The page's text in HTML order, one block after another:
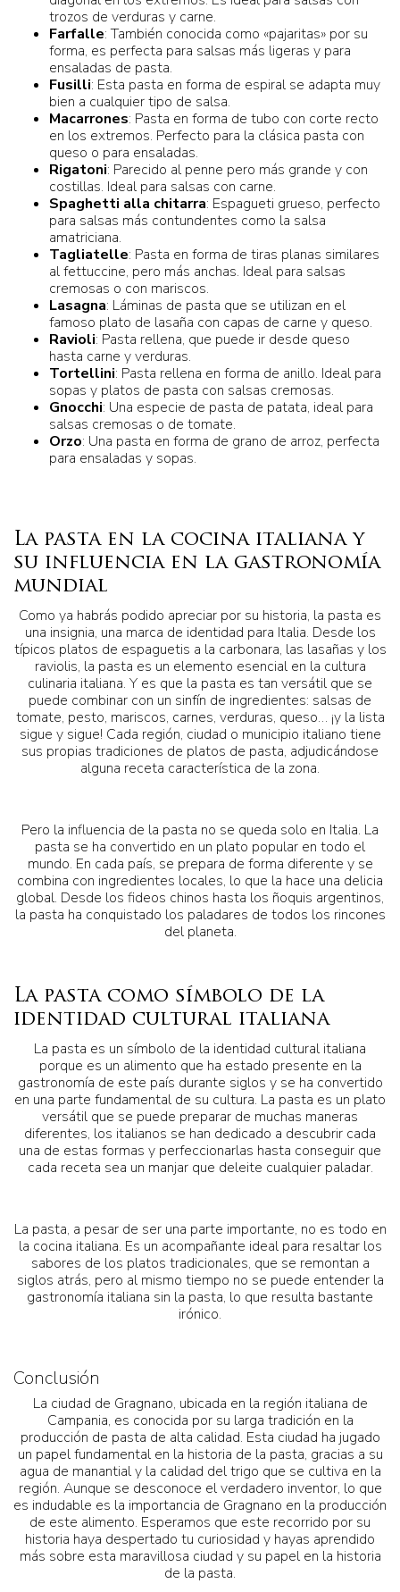
trozos de verduras y carne.
Farfalle: También conocida como «pajaritas» por su
forma, es perfecta para salsas más ligeras y para
ensaladas de pasta.
Fusilli: Esta pasta en forma de espiral se adapta muy
bien a cualquier tipo de salsa.
Macarrones: Pasta en forma de tubo con corte recto
en los extremos. Perfecto para la clásica pasta con
queso o para ensaladas.
Rigatoni: Parecido al penne pero más grande y con
costillas. Ideal para salsas con carne.
Spaghetti alla chitarra: Espagueti grueso, perfecto
para salsas más contundentes como la salsa
amatriciana.
Tagliatelle: Pasta en forma de tiras planas similares
al fettuccine, pero más anchas. Ideal para salsas
cremosas o con mariscos.
Lasagna: Láminas de pasta que se utilizan en el
famoso plato de lasaña con capas de carne y queso.
Ravioli: Pasta rellena, que puede ir desde queso
hasta carne y verduras.
Tortellini: Pasta rellena en forma de anillo. Ideal para
sopas y platos de pasta con salsas cremosas.
Gnocchi: Una especie de pasta de patata, ideal para
salsas cremosas o de tomate.
Orzo: Una pasta en forma de grano de arroz, perfecta
para ensaladas y sopas.
La pasta en la cocina italiana y
su influencia en la gastronomía
mundial
Como ya habrás podido apreciar por su historia, la pasta es
una insignia, una marca de identidad para Italia. Desde los
típicos platos de espaguetis a la carbonara, las lasañas y los
raviolis, la pasta es un elemento esencial en la cultura
culinaria italiana. Y es que la pasta es tan versátil que se
puede combinar con un sinfín de ingredientes: salsas de
tomate, pesto, mariscos, carnes, verduras, queso… ¡y la lista
sigue y sigue! Cada región, ciudad o municipio italiano tiene
sus propias tradiciones de platos de pasta, adjudicándose
alguna receta característica de la zona.
Pero la influencia de la pasta no se queda solo en Italia. La
pasta se ha convertido en un plato popular en todo el
mundo. En cada país, se prepara de forma diferente y se
combina con ingredientes locales, lo que la hace una delicia
global. Desde los fideos chinos hasta los ñoquis argentinos,
la pasta ha conquistado los paladares de todos los rincones
del planeta.
La pasta como símbolo de la
identidad cultural italiana
La pasta es un símbolo de la identidad cultural italiana
porque es un alimento que ha estado presente en la
gastronomía de este país durante siglos y se ha convertido
en una parte fundamental de su cultura. La pasta es un plato
versátil que se puede preparar de muchas maneras
diferentes, los italianos se han dedicado a descubrir cada
una de estas formas y perfeccionarlas hasta conseguir que
cada receta sea un manjar que deleite cualquier paladar.
La pasta, a pesar de ser una parte importante, no es todo en
la cocina italiana. Es un acompañante ideal para resaltar los
sabores de los platos tradicionales, que se remontan a
siglos atrás, pero al mismo tiempo no se puede entender la
gastronomía italiana sin la pasta, lo que resulta bastante
irónico.
Conclusión
La ciudad de Gragnano, ubicada en la región italiana de
Campania, es conocida por su larga tradición en la
producción de pasta de alta calidad. Esta ciudad ha jugado
un papel fundamental en la historia de la pasta, gracias a su
agua de manantial y la calidad del trigo que se cultiva en la
región. Aunque se desconoce el verdadero inventor, lo que
es indudable es la importancia de Gragnano en la producción
de este alimento. Esperamos que este recorrido por su
historia haya despertado tu curiosidad y hayas aprendido
más sobre esta maravillosa ciudad y su papel en la historia
de la pasta.